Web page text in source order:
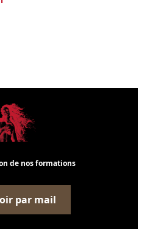
de nos formations
par mail